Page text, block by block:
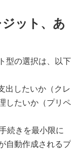
ット、あ
型の選択は、以下
出したいか（クレ
したいか（プリペ
続きを最小限に
自動作成されるプ